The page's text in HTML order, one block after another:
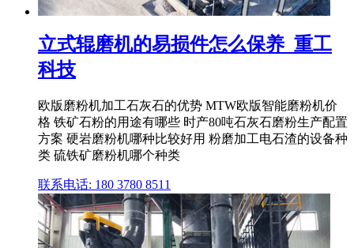
立式辊磨机的易损件怎么保养_重工
科技
欧版磨粉机加工石灰石的优势 MTW欧版智能磨粉机价
格 铁矿石粉的用途有哪些 时产80吨石灰石磨粉生产配置
方案 硬岩磨粉机哪种比较好用 粉磨加工电石渣的设备种
类 硫铁矿磨粉机哪个种类
联系电话: 180 3780 8511